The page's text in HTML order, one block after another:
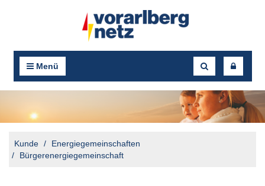
Menü
Kunde
Energiegemeinschaften
Bürgerenergiegemeinschaft